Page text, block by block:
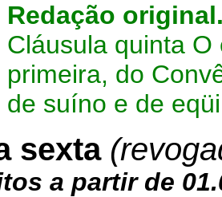
Redação
Cláusula quinta
primeira, do
de suíno e de
sexta
a partir de